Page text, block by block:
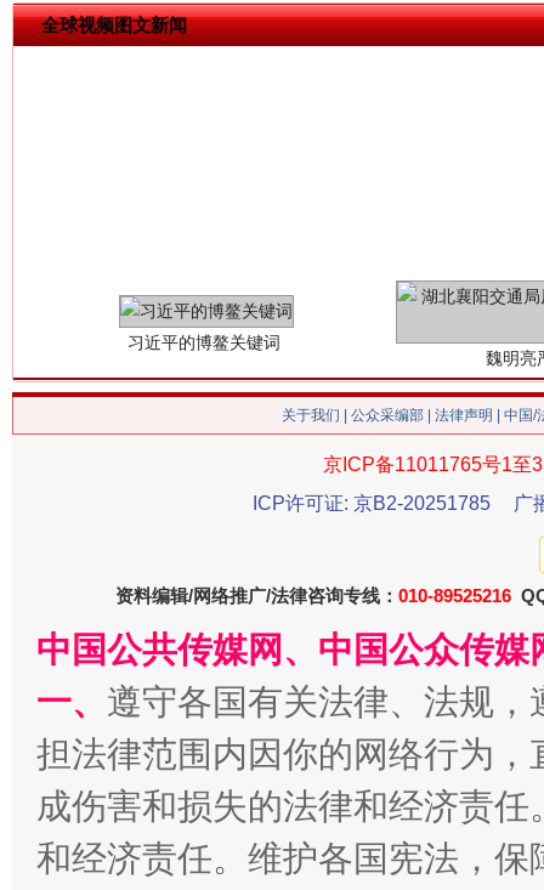
全球视频图文新闻
关于我们 公众采编部 法律声明 | 中国
京ICP备11011765号1至
ICP许可证: 京B2-20251785
广
资料编辑/网络推广/法律咨询专线： 010-89525216
中国公共传媒网、中国公众传
一、 遵守各国有关法律、法规
担法律范围内因你的网络行为
成伤害和损失的法律和经济责
和经济责任。维护各国宪法，